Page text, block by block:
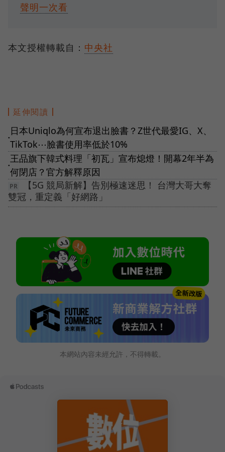
聲明一次看
本文授權轉載自： 中央社
延伸閱讀
●
日本Uniqlo為何宣布退出臉書？Z世代最愛IG、X、
TikTok⋯臉書使用率低於10%
●
王品旗下韓式料理「初瓦」宣布熄燈！開幕2年半為
何閉店？官方解釋原因
【5G 競局新解】告別極速迷思！ 台灣大哥大奪
雙冠，重定義「好網路」
本網站內容未經允許，不得轉載。